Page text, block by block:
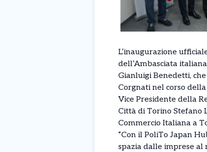
L’inaugurazione
dell’Ambasciata
Gianluigi Benedetti,
Corgnati nel corso
Vice Presidente della
Città di Torino Stefano
Commercio Italiana a
“Con il PoliTo Japan
spazia dalle imprese al